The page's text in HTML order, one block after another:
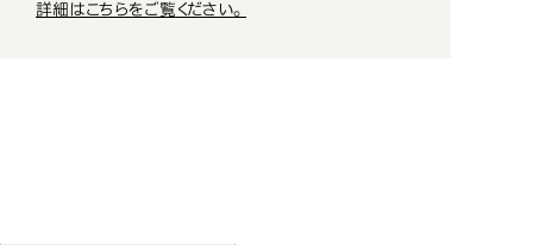
詳細はこちらをご覧ください。